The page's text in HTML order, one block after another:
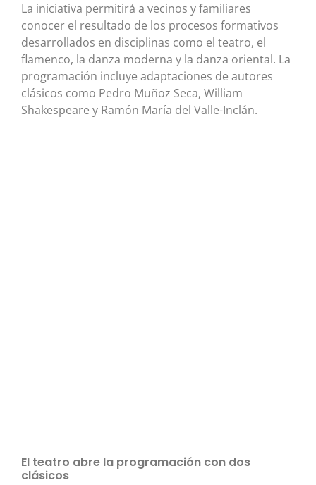
La iniciativa permitirá a vecinos y familiares
conocer el resultado de los procesos formativos
desarrollados en disciplinas como el teatro, el
flamenco, la danza moderna y la danza oriental. La
programación incluye adaptaciones de autores
clásicos como Pedro Muñoz Seca, William
Shakespeare y Ramón María del Valle-Inclán.
El teatro abre la programación con dos
clásicos